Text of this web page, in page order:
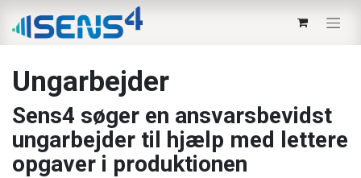
Ungarbejder
Sens4 søger en ansvarsbevidst
ungarbejder til hjælp med lettere
opgaver i produktionen